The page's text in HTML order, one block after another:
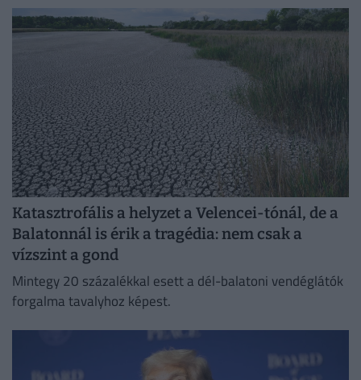
Katasztrofális a helyzet a Velencei-tónál, de a
Balatonnál is érik a tragédia: nem csak a
vízszint a gond
Mintegy 20 százalékkal esett a dél-balatoni vendéglátók
forgalma tavalyhoz képest.